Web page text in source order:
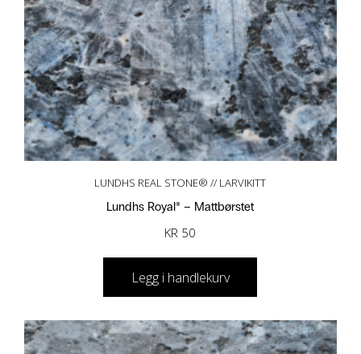
LUNDHS REAL STONE® // LARVIKITT
Lundhs Royal® – Mattbørstet
KR 50
Legg i handlekurv